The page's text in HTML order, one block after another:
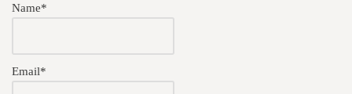
Name*
Email*